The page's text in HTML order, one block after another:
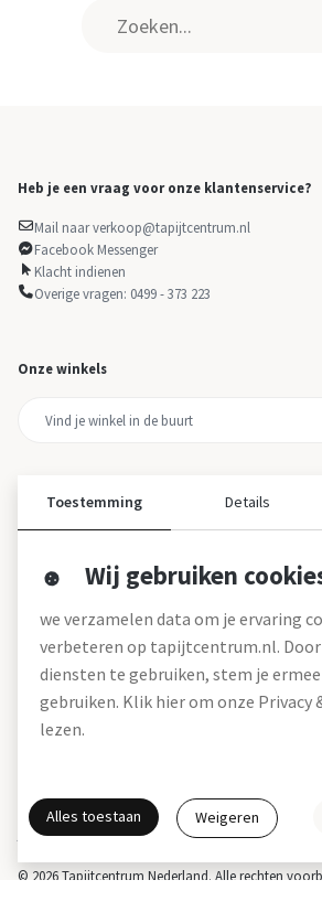
Heb je een vraag voor onze klantenservice?
Mail naar verkoop@tapijtcentrum.nl
Facebook Messenger
Klacht indienen
Overige vragen: 0499 - 373 223
Onze winkels
Over tapijtcentrum
Werken bij
Montageservice
Blog
© 2026 Tapijtcentrum Nederland. Alle rechten
Actie- en betalingsvoorwaarden * Disclaimer
Gratis
Toestemming Details
Wij gebruiken
we verzamelen data om je ervaring
verbeteren op tapijtcentrum.nl.
diensten te gebruiken, stem je
gebruiken. Klik hier om onze Privacy
lezen.
Alles toestaan Weigeren